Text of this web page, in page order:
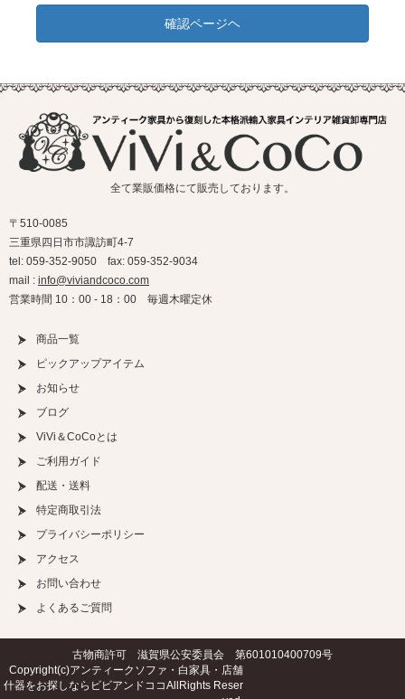
確認ページヘ
全て業販価格にて販売しております。
〒510-0085
三重県四日市市諏訪町4-7
tel: 059-352-9050 fax: 059-352-9034
mail : info@viviandcoco.com
営業時間 10：00 - 18：00 毎週木曜定休
商品一覧
ピックアップアイテム
お知らせ
ブログ
ViVi＆CoCoとは
ご利用ガイド
配送・送料
特定商取引法
プライバシーポリシー
アクセス
お問い合わせ
よくあるご質問
古物商許可 滋賀県公安委員会 第601010400709号
Copyright(c)アンティークソファ・白家具・店舗
什器をお探しならビビアンドココAllRights Reser